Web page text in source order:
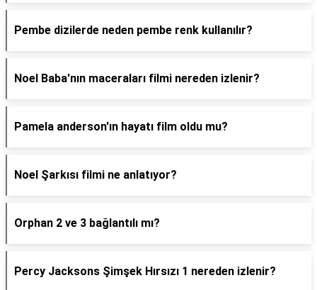
Pembe dizilerde neden pembe renk kullanılır?
Noel Baba'nın maceraları filmi nereden izlenir?
Pamela anderson'ın hayatı film oldu mu?
Noel Şarkısı filmi ne anlatıyor?
Orphan 2 ve 3 bağlantılı mı?
Percy Jacksons Şimşek Hırsızı 1 nereden izlenir?